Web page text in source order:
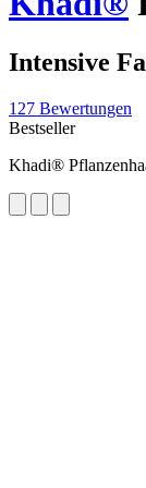
Intensive
127 Bewertungen
Bestseller
Khadi®